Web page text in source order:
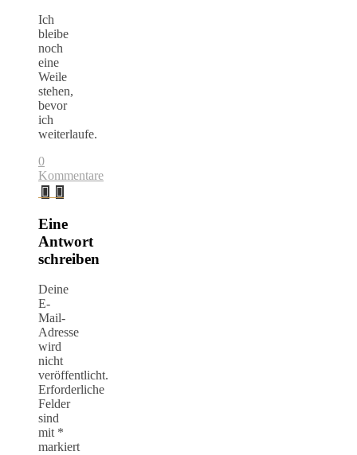
Ich
bleibe
noch
eine
Weile
stehen,
bevor
ich
weiterlaufe.
0
Kommentare
Eine
Antwort
schreiben
Deine
E-
Mail-
Adresse
wird
nicht
veröffentlicht.
Erforderliche
Felder
sind
mit *
markiert